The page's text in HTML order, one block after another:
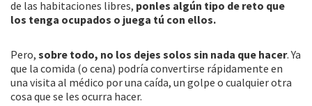
de las habitaciones libres, ponles algún tipo de reto que
los tenga ocupados o juega tú con ellos.
Pero, sobre todo, no los dejes solos sin nada que hacer. Ya
que la comida (o cena) podría convertirse rápidamente en
una visita al médico por una caída, un golpe o cualquier otra
cosa que se les ocurra hacer.